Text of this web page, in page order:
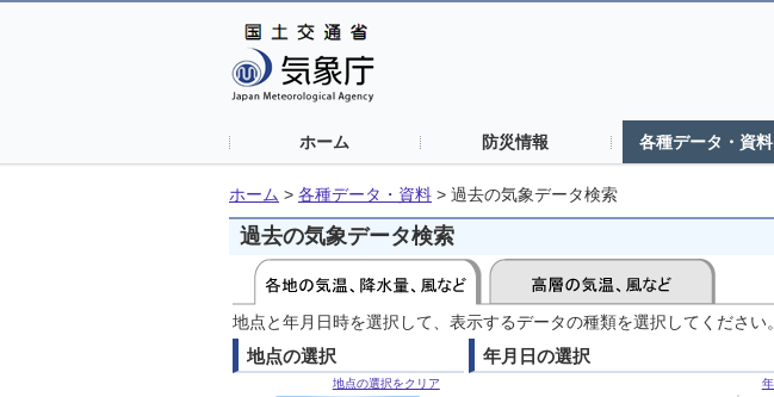
ホーム 防災情報 各種データ・資料
ホーム > 各種データ・資料 > 過去の気象データ検索
過去の気象データ検索
地点と年月日時を選択して、表示するデータの種類を選択してください。
地点の選択
地点の選択をクリア
年月日の選択